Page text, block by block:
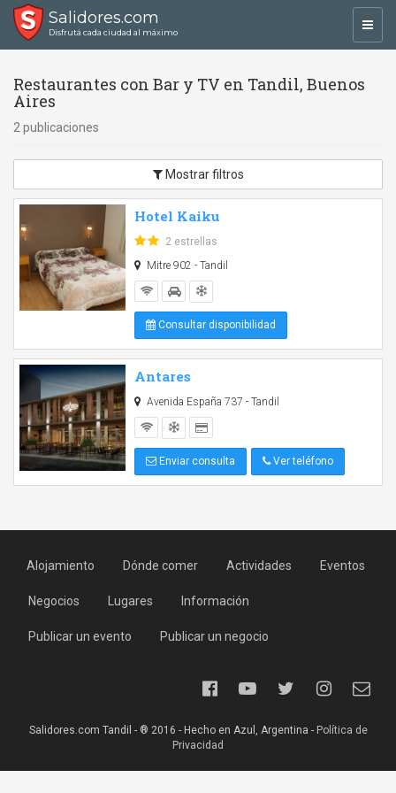
Salidores.com
Disfrutá cada ciudad al máximo
Restaurantes con Bar y TV en Tandil, Buenos
Aires
2 publicaciones
Mostrar filtros
Hotel Kaiku
2 estrellas
Mitre 902 - Tandil
Consultar disponibilidad
Antares
Avenida España 737 - Tandil
Enviar consulta Ver teléfono
Alojamiento Dónde comer Actividades Eventos
Negocios Lugares Información
Publicar un evento Publicar un negocio
Salidores.com Tandil - ® 2016 - Hecho en Azul, Argentina - Política de
Privacidad